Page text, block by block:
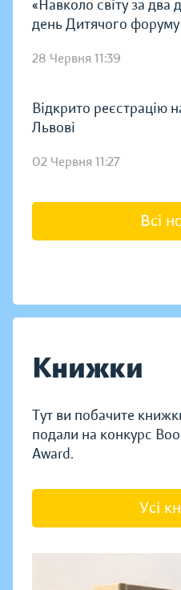
«Навколо світу за два
день Дитячого форуму
28 Червня 11:39
Відкрито реєстрацію
Львові
02 Червня 11:27
Всі
Книжки
Тут ви побачите
подали на конкурс
Award.
Усі